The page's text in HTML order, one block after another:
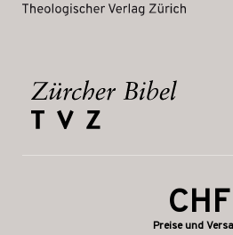
CHF
Preise und